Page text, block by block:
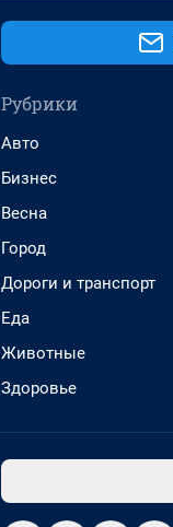
Рубрики
Авто
Бизнес
Весна
Город
Дороги и транспорт
Еда
Животные
Здоровье